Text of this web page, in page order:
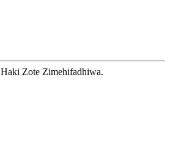
Zote Zimehifadhiwa.